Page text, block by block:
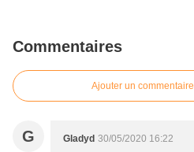
Commentaires
Ajouter un commentaire
G Gladyd 30/05/2020 16:22